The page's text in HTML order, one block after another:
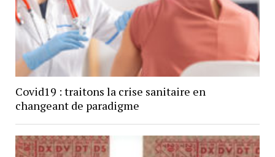
Covid19 : traitons la crise sanitaire en
changeant de paradigme